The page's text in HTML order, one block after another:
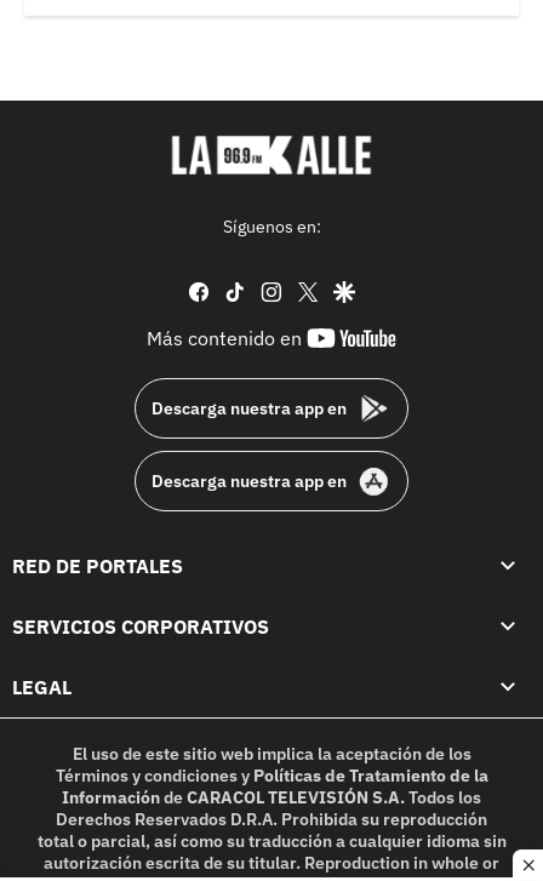
Síguenos en:
facebook
tiktok instagram
twittergoogle
Más contenido en
youtube-
Descarga nuestra app en
Descarga nuestra app en
RED DE PORTALES
SERVICIOS CORPORATIVOS
LEGAL
El uso de este sitio web implica la aceptación de los
Términos y condicionesy Políticas de Tratamiento de la
InformacióndeCARACOL TELEVISIÓN S.A.Todos los
Derechos Reservados D.R.A. Prohibida su reproducción
total o parcial, así como su traducción a cualquier idioma sin
autorización escrita de su titular. Reproduction in whole or